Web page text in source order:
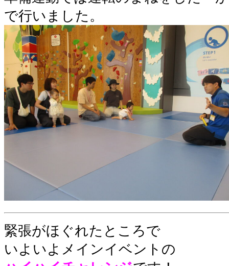
で行いました。
緊張がほぐれたところで
いよいよメインイベントの